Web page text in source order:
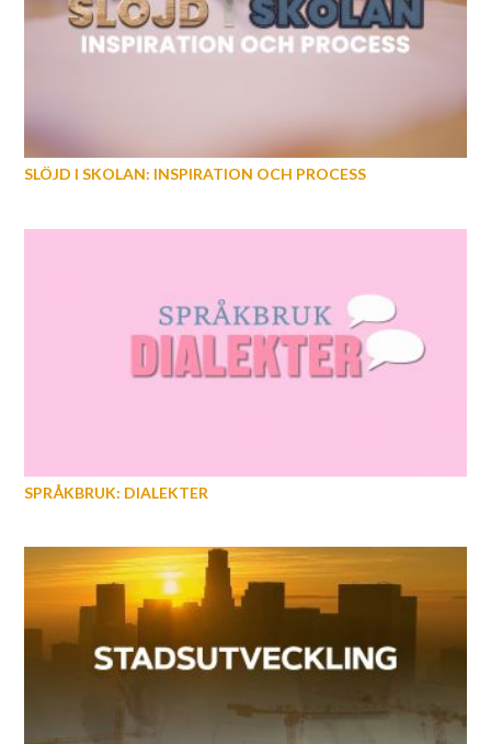
SLÖJD I SKOLAN: INSPIRATION OCH PROCESS
SPRÅKBRUK: DIALEKTER